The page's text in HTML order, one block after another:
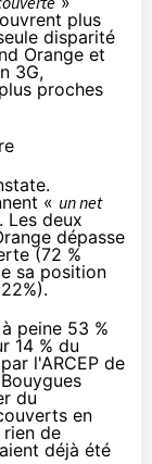
plus
disparité
Orange et
3G,
proches
« un net
Les deux
dépasse
(72 %
sa position
peine 53 %
14 % du
l'ARCEP de
Bouygues
du
en
de
déjà été